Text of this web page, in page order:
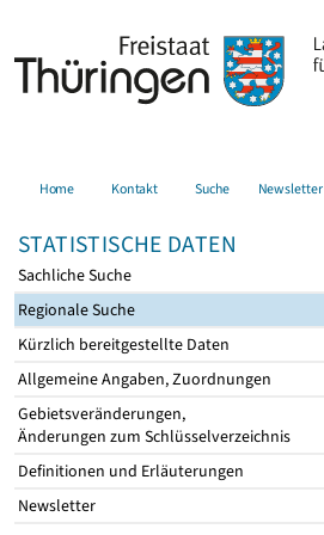
Home Kontakt Suche Newsletter
STATISTISCHE DATEN
Sachliche Suche
Regionale Suche
Kürzlich bereitgestellte Daten
Allgemeine Angaben, Zuordnungen
Gebietsveränderungen,
Änderungen zum Schlüsselverzeichnis
Definitionen und Erläuterungen
Newsletter